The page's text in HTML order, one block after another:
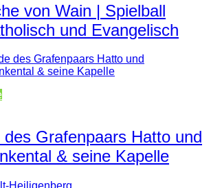
von Wain | Spielball
und Evangelisch
des Grafenpaars Hatto und
& seine Kapelle